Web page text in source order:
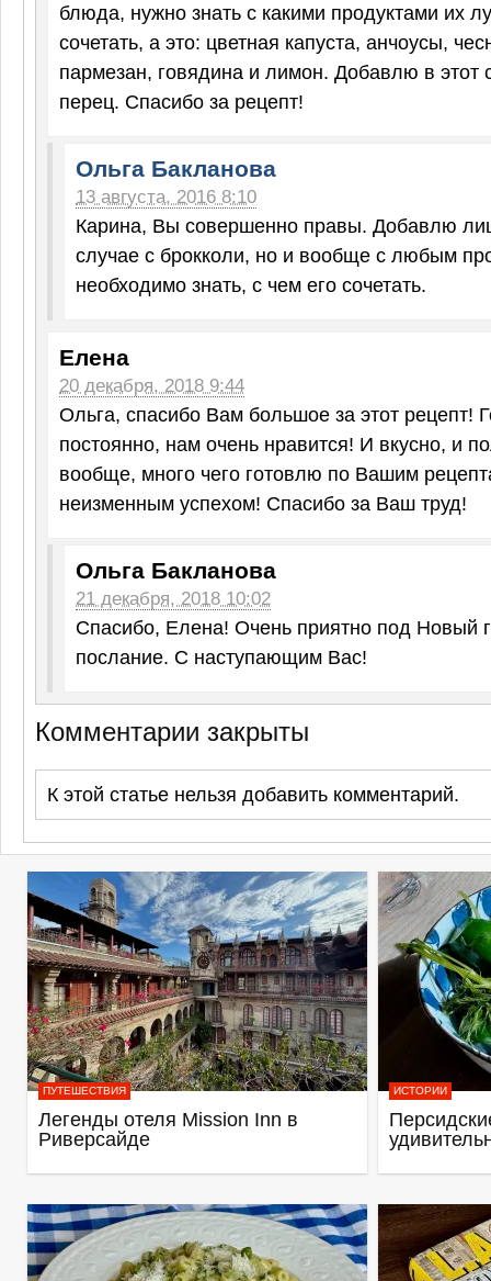
блюда, нужно знать с какими продуктами их
сочетать, а это: цветная капуста, анчоусы,
пармезан, говядина и лимон. Добавлю в этот
перец. Спасибо за рецепт!
Ольга Бакланова
13 августа, 2016 8:10
Карина, Вы совершенно правы. Добавлю
случае с брокколи, но и вообще с любым
необходимо знать, с чем его сочетать.
Елена
20 декабря, 2018 9:44
Ольга, спасибо Вам большое за этот рецепт!
постоянно, нам очень нравится! И вкусно, и
вообще, много чего готовлю по Вашим
неизменным успехом! Спасибо за Ваш труд!
Ольга Бакланова
21 декабря, 2018 10:02
Спасибо, Елена! Очень приятно под Новый
послание. С наступающим Вас!
Комментарии закрыты
К этой статье нельзя добавить комментарий.
ПУТЕШЕСТВИЯ
Легенды отеля Mission Inn в
Риверсайде
ИСТОРИИ